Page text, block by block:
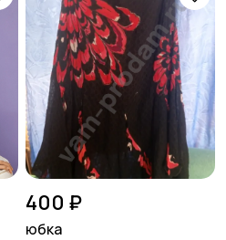
400 ₽
юбка